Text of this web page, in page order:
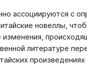
ассоциируются с
новеллы,
литературе